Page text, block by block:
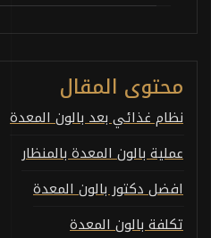
محتوى المقال
نظام غذائي بعد بالون المعدة
عملية بالون المعدة بالمنظار
افضل دكتور بالون المعدة
تكلفة بالون المعدة